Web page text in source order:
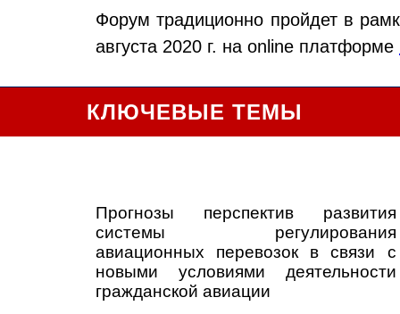
Форум традиционно пройдет в
августа 2020 г. на online платформе
КЛЮЧЕВЫЕ ТЕМЫ
Прогнозы перспектив развития
системы регулирования
авиационных перевозок в связи с
новыми условиями деятельности
гражданской авиации